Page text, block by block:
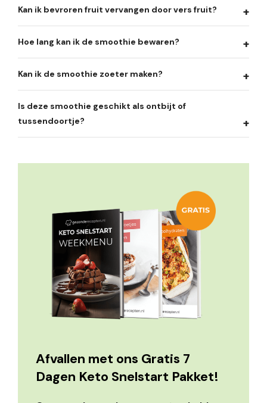
Kan ik bevroren fruit vervangen door vers fruit?
Hoe lang kan ik de smoothie bewaren?
Kan ik de smoothie zoeter maken?
Is deze smoothie geschikt als ontbijt of
tussendoortje?
Afvallen met ons Gratis 7
Dagen Keto Snelstart Pakket!